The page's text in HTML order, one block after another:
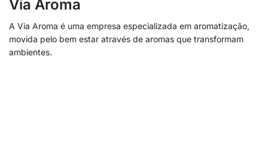
Via Aroma
A Via Aroma é uma empresa especializada em aromatização,
movida pelo bem estar através de aromas que transformam
ambientes.